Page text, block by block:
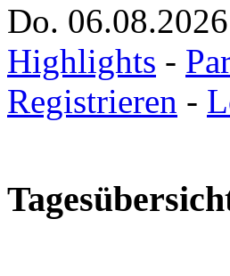
Do. 06.08.2026
Highlights -
Registrieren -